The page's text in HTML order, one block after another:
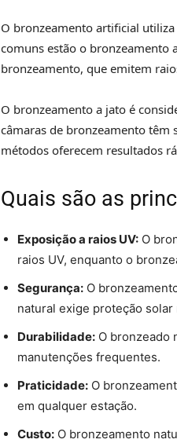
O bronzeamento artificial
comuns estão o bronzeamento
bronzeamento, que emitem
O bronzeamento a jato é
câmaras de bronzeamento têm
métodos oferecem resultados
Quais são as
Exposição a raios UV: O
raios UV, enquanto o
Segurança: O
natural exige proteção solar
Durabilidade: O bronzeado
manutenções frequentes.
Praticidade: O
em qualquer estação.
Custo: O bronzeamento